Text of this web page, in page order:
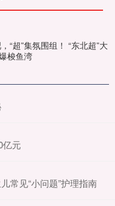
“超”集氛围组！ “东北超”大
梭鱼湾
亿元
常见“小问题”护理指南